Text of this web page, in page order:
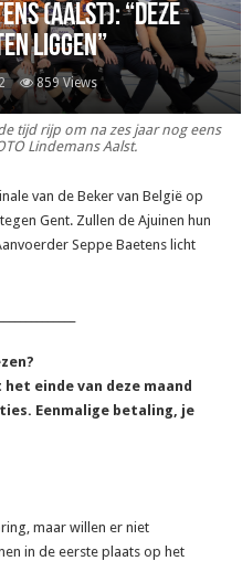
(Aalst): “Deze
liggen”
859 Views
tijd rijp om na zes jaar nog eens
Lindemans Aalst.
van de Beker van België op
Gent. Zullen de Ajuinen hun
Seppe Baetens licht
einde van deze maand
Eenmalige betaling, je
maar willen er niet
in de eerste plaats op het